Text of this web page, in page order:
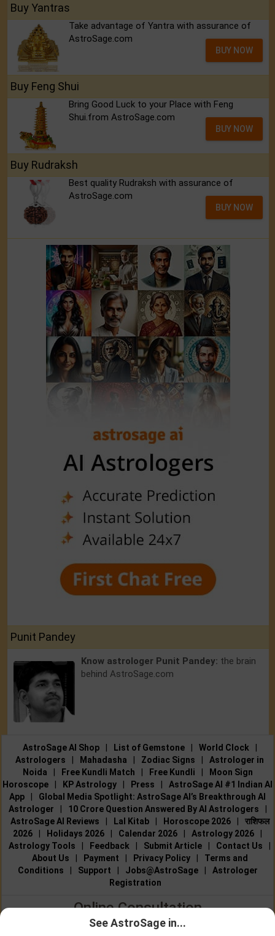
Buy Yantras
Take advantage of Yantra with assurance of
AstroSage.com
BUY NOW
Buy Feng Shui
Bring Good Luck to your Place with Feng
Shui.from AstroSage.com
BUY NOW
Buy Rudraksh
Best quality Rudraksh with assurance of
AstroSage.com
BUY NOW
Punit Pandey
Know astrologer Punit Pandey: the brain
behind AstroSage.com
AstroSage AI Shop | List of Gemstone | World Clock
|
Astrologers
| Mahadasha | Zodiac Signs |
Astrologer in
Noida
| Free Kundli Match | Free Kundli |
Moon Sign
Horoscope
| KP Astrology | Press |
AstroSage AI #1 Indian AI
App
|
Global Media Spotlight: AstroSage AI’s Breakthrough AI
Astrologer
| 10 Crore Question Answered By AI Astrologers
|
AstroSage AI Reviews
| Lal Kitab | Horoscope 2026 |
राशिफल
2026
| Holidays 2026 | Calendar 2026 | Astrology 2026
|
Astrology Tools
| Feedback | Submit Article | Contact Us
|
About Us
| Payment | Privacy Policy |
Terms and
Conditions
| Support | Jobs@AstroSage |
Astrologer
Registration
Online Consultation
Talk to Astrologers|Chat with Astrologer
See AstroSage in...